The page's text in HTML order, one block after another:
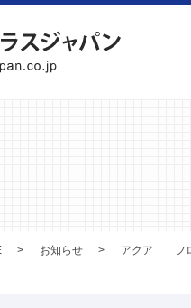
お知らせ アクア フロ